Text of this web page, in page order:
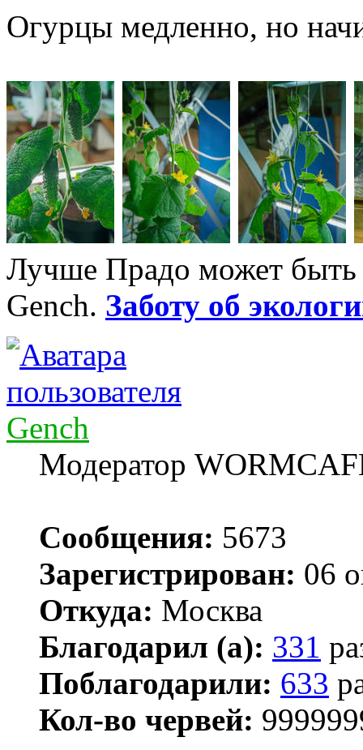
Огурцы медленно, но
Лучше Прадо может
Gench. Заботу об
Gench
Модератор
Сообщения: 5673
Зарегистрирован: 06
Откуда: Москва
Благодарил (а): 331
Поблагодарили: 633
Кол-во червей: